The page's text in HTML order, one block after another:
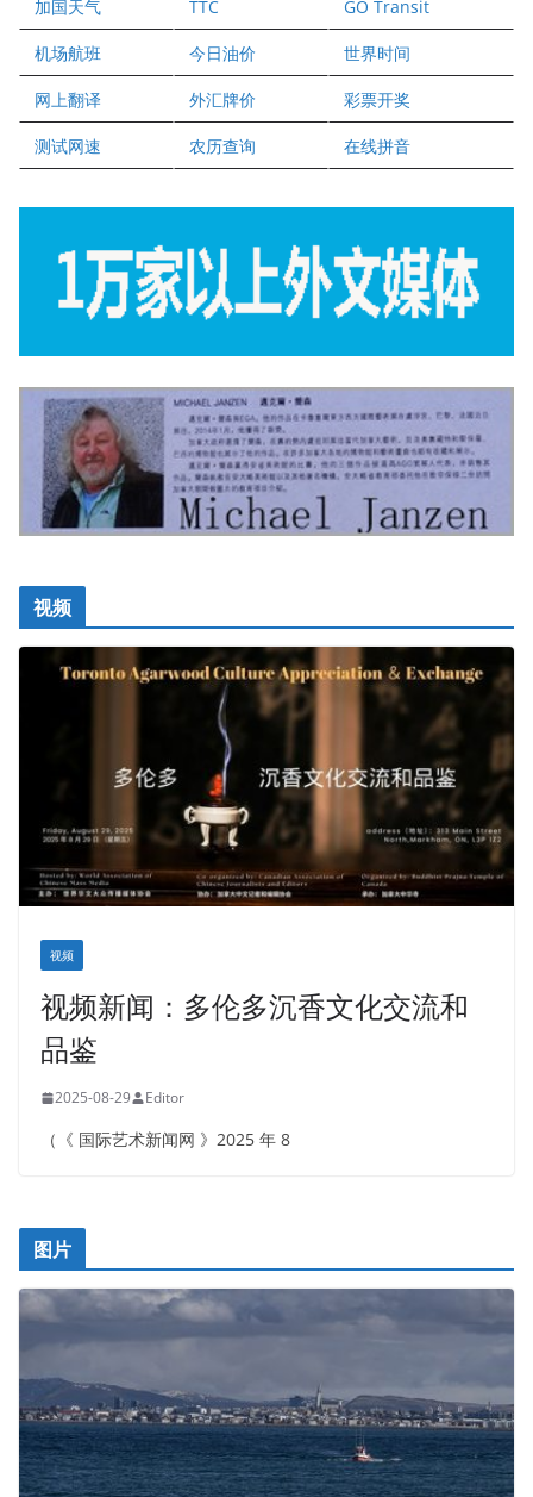
健健宝公司
二十一世纪美联地产公司
全球趋势移民留学
盛达资本
正点印艺设计
加国天气 TTC GO Transit
机场航班 今日油价 世界时间
网上翻译 外汇牌价 彩票开奖
测试网速 农历查询 在线拼音
视频
视频
视频新闻：多伦多沉香文化交流和
品鉴
2025-08-29 Editor
（《 国际艺术新闻网 》2025 年 8
图片